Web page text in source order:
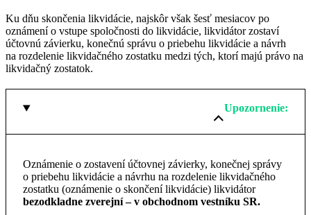
Ku dňu skončenia likvidácie, najskôr však šesť mesiacov po
oznámení o vstupe spoločnosti do likvidácie, likvidátor zostaví
účtovnú závierku, konečnú správu o priebehu likvidácie a návrh
na rozdelenie likvidačného zostatku medzi tých, ktorí majú právo na
likvidačný zostatok.
Upozornenie:
Oznámenie o zostavení účtovnej závierky, konečnej správy
o priebehu likvidácie a návrhu na rozdelenie likvidačného
zostatku (oznámenie o skončení likvidácie) likvidátor
bezodkladne zverejní – v obchodnom vestníku SR.